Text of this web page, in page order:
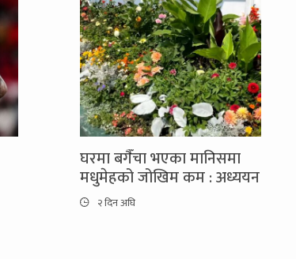
घरमा बगैँचा भएका मानिसमा
मधुमेहको जोखिम कम : अध्ययन
२ दिन अघि